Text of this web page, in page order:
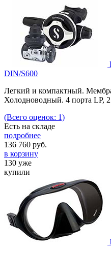
DIN/S600
Легкий и компактный.
Холодноводный. 4 порта LP, 2
(Всего оценок: 1)
Есть на складе
подробнее
136 760 руб.
в корзину
130 уже
купили